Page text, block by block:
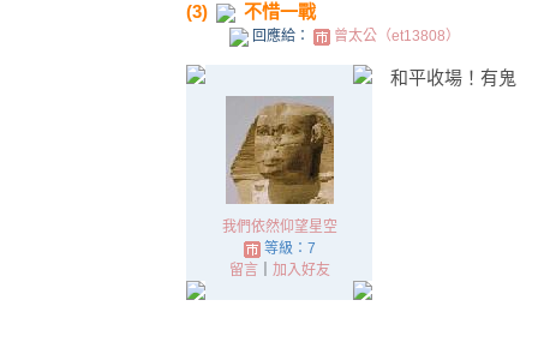
(3) 不惜一戰
回應給： 曾太公（et13808）
我們依然仰望星空
等級：7
留言｜ 加入好友
和平收場！有鬼